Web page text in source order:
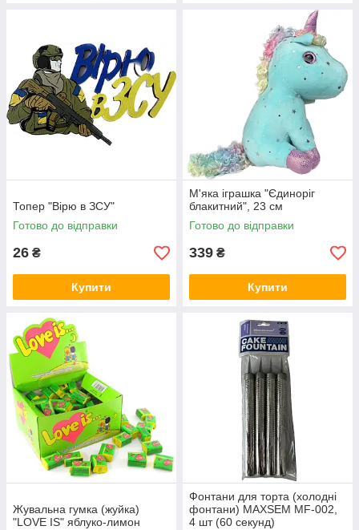
Топер "Вірю в ЗСУ"
Готово до відправки
26 ₴
Купити
М'яка іграшка "Єдиноріг
блакитний", 23 см
Готово до відправки
339 ₴
Купити
Жувальна гумка (жуйка)
"LOVE IS" яблуко-лимон
Фонтани для торта (холодні
фонтани) MAXSEM MF-002,
4 шт (60 секунд)